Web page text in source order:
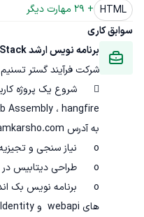
HTML
+
29 مهارت دیگر
سوابق کاری
برنامه نویس ارشد Full Stack
شرکت فرآیند گستر تسنیم